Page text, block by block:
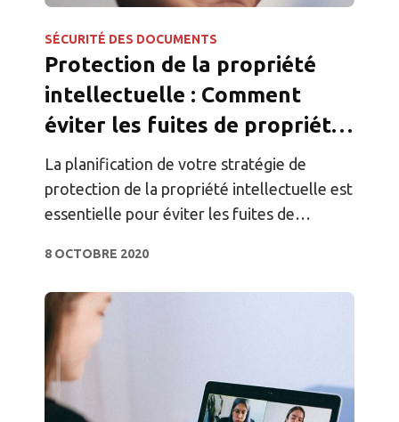
SÉCURITÉ DES DOCUMENTS
Protection de la propriété
intellectuelle : Comment
éviter les fuites de propriété
intellectuelle des entreprises
La planification de votre stratégie de
protection de la propriété intellectuelle est
essentielle pour éviter les fuites de
8 OCTOBRE 2020